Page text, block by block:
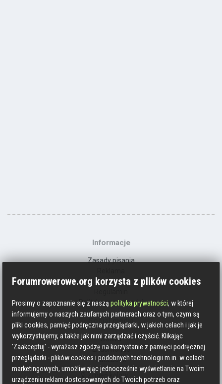
Informacje
Zasady pisania
Kontakt
Polityka prywatności
Social media
Strava
Endomondo
Facebook
Zmień kolory
Forumrowerowe.org korzysta z plików cookies
Prosimy o zapoznanie się z nasząpolityka prywatności, w której
informujemy o naszych zaufanych partnerach oraz o tym, czym są
pliki cookies, pamięć podręczna przeglądarki, w jakich celach i jak je
wykorzystujemy, a także jak nimi zarządzać i czyścić. Klikając
'Zaakceptuj' - wyrażasz zgodzę na korzystanie z pamięci podręcznej
przeglądarki - plików cookies i podobnych technologii m.in. w celach
marketingowych, umożliwiając jednocześnie wyświetlanie na Twoim
urządzeniu reklam dostosowanych do Twoich potrzeb oraz